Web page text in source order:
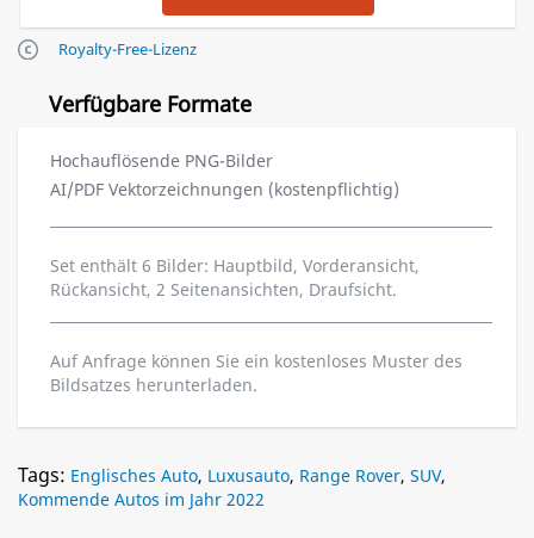
Royalty-Free-Lizenz
Verfügbare Formate
Hochauflösende PNG-Bilder
AI/PDF Vektorzeichnungen (kostenpflichtig)
Set enthält 6 Bilder: Hauptbild, Vorderansicht,
Rückansicht, 2 Seitenansichten, Draufsicht.
Auf Anfrage können Sie ein kostenloses Muster des
Bildsatzes herunterladen.
Tags: Englisches Auto, Luxusauto, Range Rover, SUV,
Kommende Autos im Jahr 2022